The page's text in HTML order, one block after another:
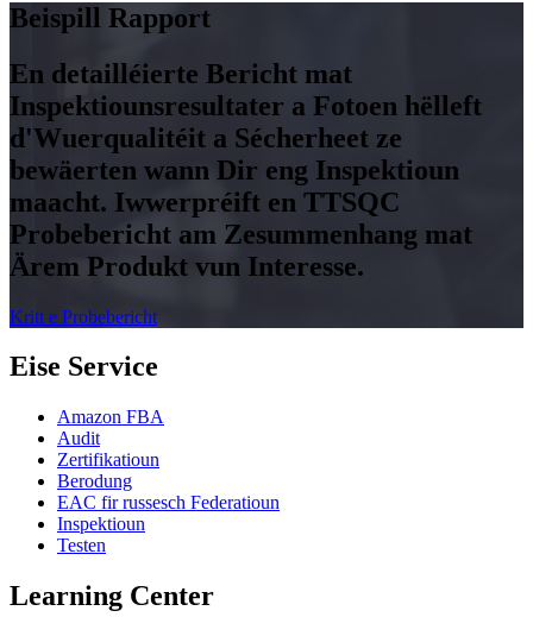
Beispill Rapport
En detailléierte Bericht mat
Inspektiounsresultater a Fotoen hëlleft
d'Wuerqualitéit a Sécherheet ze
bewäerten wann Dir eng Inspektioun
maacht. Iwwerpréift en TTSQC
Probebericht am Zesummenhang mat
Ärem Produkt vun Interesse.
Kritt e Probebericht
Eise Service
Amazon FBA
Audit
Zertifikatioun
Berodung
EAC fir russesch Federatioun
Inspektioun
Testen
Learning Center